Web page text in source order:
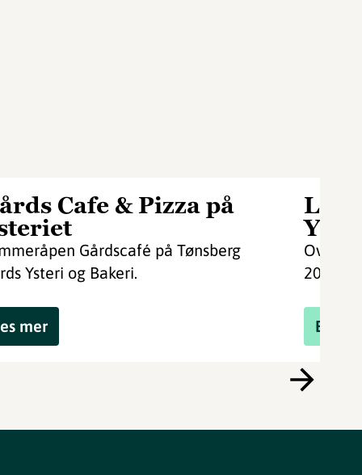
Cafe & Pizza på
Gårdscafé på Tønsberg
Ysteri og Bakeri.
mer
Loft
2026.
Book